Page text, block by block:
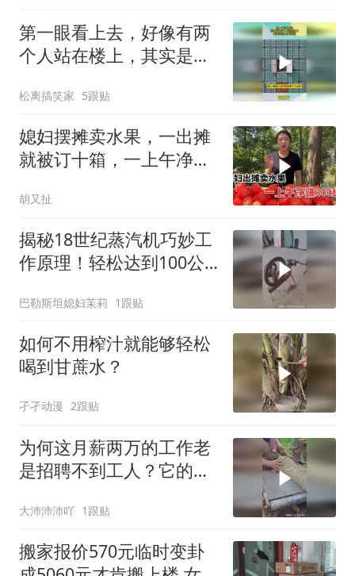
第一眼看上去，好像有两
个人站在楼上，其实是海
松离搞笑家 5跟贴
媳妇摆摊卖水果，一出摊
就被订十箱，一上午净赚
胡又扯
揭秘18世纪蒸汽机巧妙工
作原理！轻松达到100公
巴勒斯坦媳妇茉莉 1跟贴
如何不用榨汁就能够轻松
喝到甘蔗水？
孑孑动漫 2跟贴
为何这月薪两万的工作老
是招聘不到工人？它的危
大沛沛沛吖 1跟贴
搬家报价570元临时变卦